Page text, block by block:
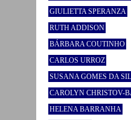
GIULIETTA SPERANZA
RUTH ADDISON
BÁRBARA COUTINHO
CARLOS URROZ
SUSANA GOMES DA
CAROLYN CHRISTOV-
HELENA BARRANHA